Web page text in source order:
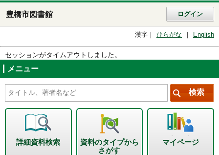
豊橋市図書館 ログイン
漢字 ひらがな English
セッションがタイムアウトしました。
メニュー
詳細資料検索
資料のタイプから
さがす
マイページ